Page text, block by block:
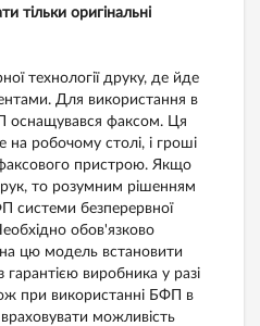
тільки оригінальні
технології друку, де йде
Для використання в
оснащувався факсом. Ця
на робочому столі, і гроші
пристрою. Якщо
то розумним рішенням
системи безперервної
обов'язково
цю модель встановити
виробника у разі
при використанні БФП в
можливість